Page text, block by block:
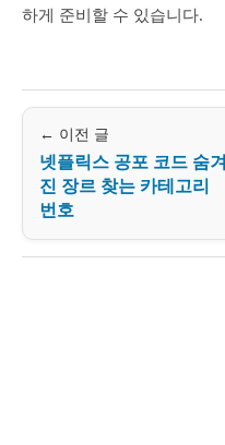
하게 준비할 수 있습니다.
← 이전 글
넷플릭스 공포 코드 숨겨
진 장르 찾는 카테고리
번호